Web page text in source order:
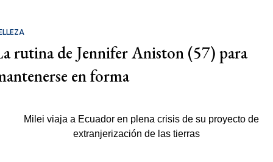
rutina de Jennifer Aniston (57) para
en forma